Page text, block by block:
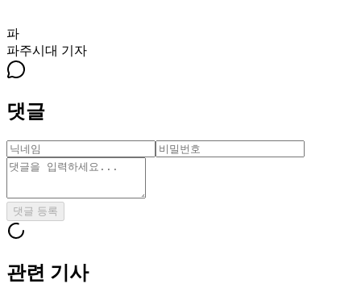
파
파주시대 기자
댓글
댓글 등록
관련 기사